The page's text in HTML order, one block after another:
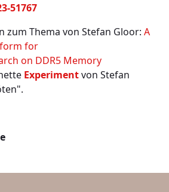
51767
zum Thema von Stefan Gloor: A
for
on DDR5 Memory
Experimentvon Stefan